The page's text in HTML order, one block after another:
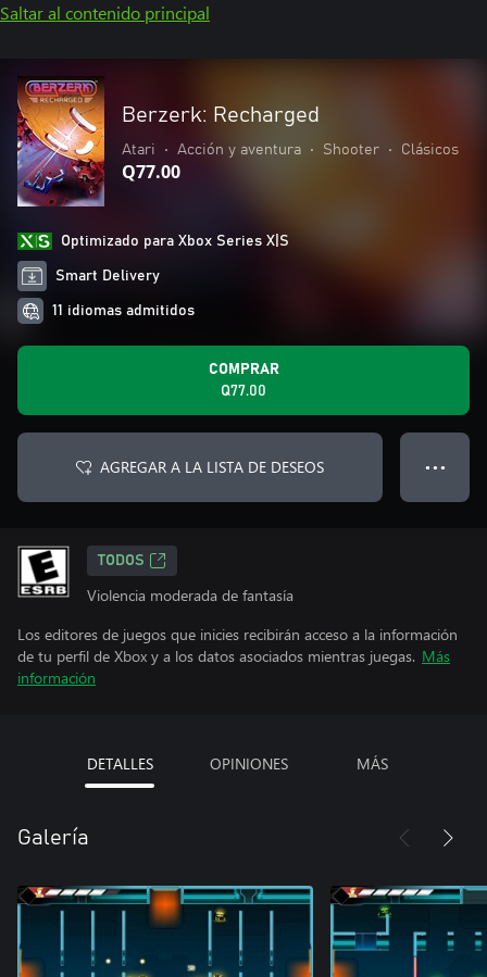
Saltar al contenido principal
Berzerk: Recharged
Atari • Acción y aventura • Shooter • Clásicos
Q77.00
Optimizado para Xbox Series X|S
Smart Delivery
11 idiomas admitidos
COMPRAR
Q77.00
AGREGAR A LA LISTA DE DESEOS ● ● ●
TODOS
Violencia moderada de fantasía
Los editores de juegos que inicies recibirán acceso a la información
de tu perfil de Xbox y a los datos asociados mientras juegas. Más
información
DETALLES OPINIONES MÁS
Galería